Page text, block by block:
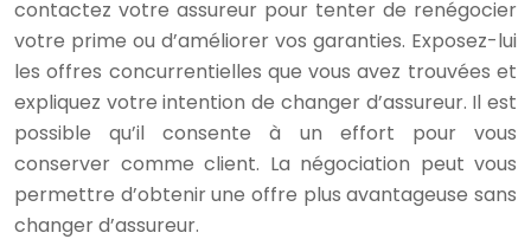
contactez votre assureur pour tenter de renégocier
votre prime ou d’améliorer vos garanties. Exposez-lui
les offres concurrentielles que vous avez trouvées et
expliquez votre intention de changer d’assureur. Il est
possible qu’il consente à un effort pour vous
conserver comme client. La négociation peut vous
permettre d’obtenir une offre plus avantageuse sans
changer d’assureur.